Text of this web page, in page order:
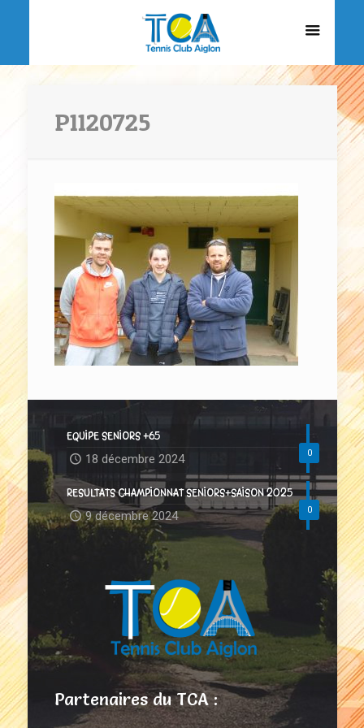
P1120725
0
EQUIPE SENIORS +65
18 décembre 2024
0
RESULTATS CHAMPIONNAT SENIORS+SAISON 2025
9 décembre 2024
Partenaires du TCA :